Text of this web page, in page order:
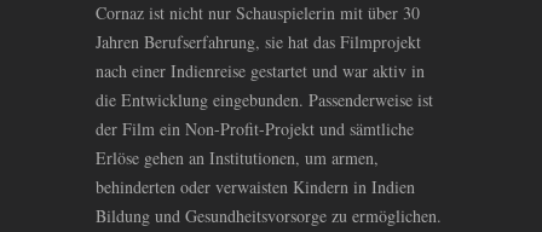
Cornaz ist nicht nur Schauspielerin mit über 30
Jahren Berufserfahrung, sie hat das Filmprojekt
nach einer Indienreise gestartet und war aktiv in
die Entwicklung eingebunden. Passenderweise ist
der Film ein Non-Profit-Projekt und sämtliche
Erlöse gehen an Institutionen, um armen,
behinderten oder verwaisten Kindern in Indien
Bildung und Gesundheitsvorsorge zu ermöglichen.